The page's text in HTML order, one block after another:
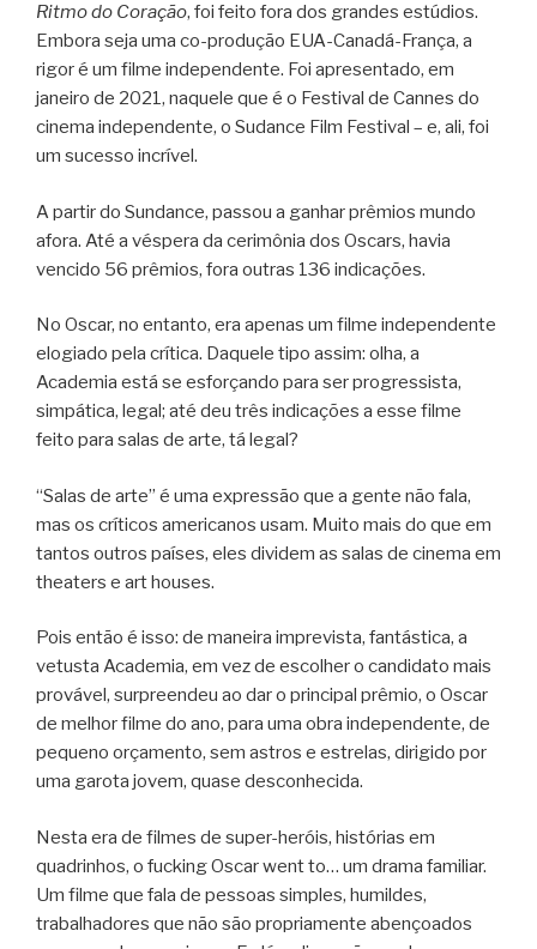
Ritmo do Coração, foi feito fora dos grandes estúdios.
Embora seja uma co-produção EUA-Canadá-França, a
rigor é um filme independente. Foi apresentado, em
janeiro de 2021, naquele que é o Festival de Cannes do
cinema independente, o Sudance Film Festival – e, ali, foi
um sucesso incrível.
A partir do Sundance, passou a ganhar prêmios mundo
afora. Até a véspera da cerimônia dos Oscars, havia
vencido 56 prêmios, fora outras 136 indicações.
No Oscar, no entanto, era apenas um filme independente
elogiado pela crítica. Daquele tipo assim: olha, a
Academia está se esforçando para ser progressista,
simpática, legal; até deu três indicações a esse filme
feito para salas de arte, tá legal?
“Salas de arte” é uma expressão que a gente não fala,
mas os críticos americanos usam. Muito mais do que em
tantos outros países, eles dividem as salas de cinema em
theaters e art houses.
Pois então é isso: de maneira imprevista, fantástica, a
vetusta Academia, em vez de escolher o candidato mais
provável, surpreendeu ao dar o principal prêmio, o Oscar
de melhor filme do ano, para uma obra independente, de
pequeno orçamento, sem astros e estrelas, dirigido por
uma garota jovem, quase desconhecida.
Nesta era de filmes de super-heróis, histórias em
quadrinhos, o fucking Oscar went to… um drama familiar.
Um filme que fala de pessoas simples, humildes,
trabalhadores que não são propriamente abençoados